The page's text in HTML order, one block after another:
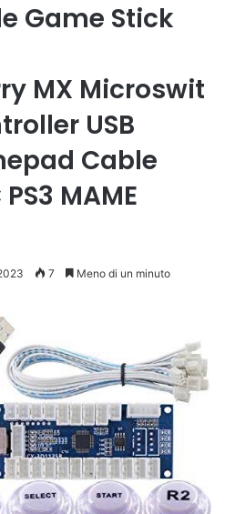
Game Stick
MX Microswit
USB
Cable
MAME
7 Meno di un minuto